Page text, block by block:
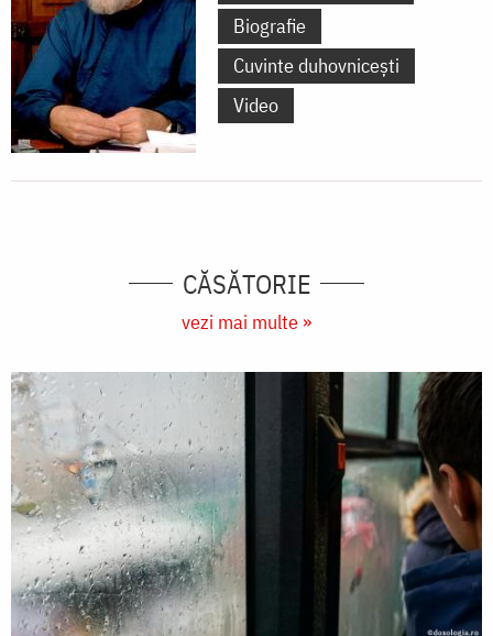
Biografie
Cuvinte duhovnicești
Video
CĂSĂTORIE
vezi mai multe »